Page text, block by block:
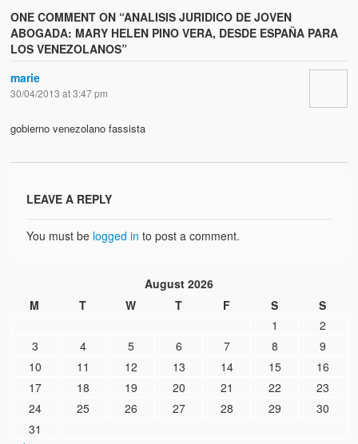
ONE COMMENT ON “ANALISIS JURIDICO DE JOVEN
ABOGADA: MARY HELEN PINO VERA, DESDE ESPAÑA PARA
LOS VENEZOLANOS”
marie
30/04/2013 at 3:47 pm
gobierno venezolano fassista
LEAVE A REPLY
You must be logged in to post a comment.
August 2026
M
T W T F S
S
1
2
3
4 5 6 7 8
9
10
11 12 13 14 15
16
17
18 19 20 21 22
23
24
25 26 27 28 29
30
31